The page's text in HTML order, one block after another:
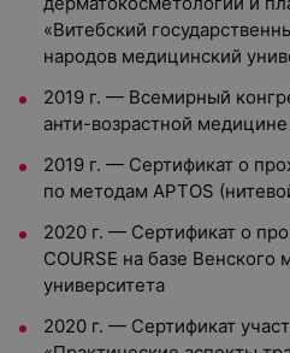
«Витебский
народов медицинский
2019 г. — Всемирный
анти-возрастной
2019 г. — Сертификат о
по методам APTOS
2020 г. — Сертификат о
COURSE на базе Венского
университета
2020 г. — Сертификат